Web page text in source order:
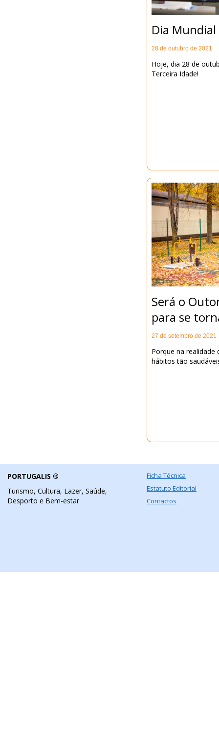
Dia
28 de outubro de 2021
Hoje, dia 28 de
Terceira Idade!
Será o
para se
27 de setembro de 2021
Porque na realidade
hábitos tão
PORTUGALIS ®
Turismo, Cultura, Lazer, Saúde,
Desporto e Bem-estar
Ficha Técnica
Estatuto Editorial
Contactos